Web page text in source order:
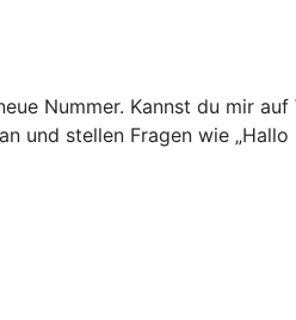
Nummer. Kannst du mir
und stellen Fragen wie